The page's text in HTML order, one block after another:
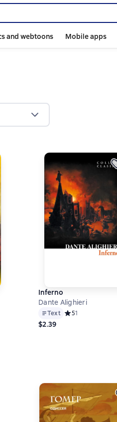
and webtoons Mobile apps
0 оценок
Inferno
Dante Alighieri
Text Средний рейтинг
51
$2.39